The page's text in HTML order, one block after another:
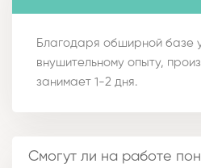
Благодаря обширной базе
внушительному опыту,
занимает 1-2 дня.
Смогут ли на работе